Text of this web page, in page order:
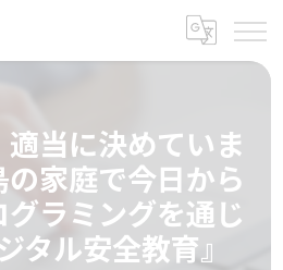
当に決めていま
家庭で今日から
ラミングを通じ
タル安全教育』